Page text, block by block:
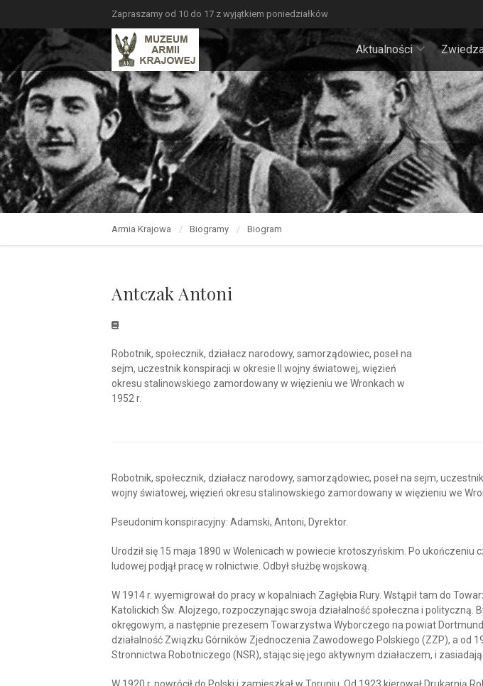
Zapraszamy od 10 do 17 z wyjątkiem poniedziałków
Aktualności
Armia Krajowa Biogramy Biogram
Antczak Antoni
Robotnik, społecznik, działacz narodowy, samorządowiec, poseł na
sejm, uczestnik konspiracji w okresie II wojny światowej, więzień
okresu stalinowskiego zamordowany w więzieniu we Wronkach w
1952 r.
Robotnik, społecznik, działacz narodowy, samorządowiec, poseł na sejm,
wojny światowej, więzień okresu stalinowskiego zamordowany w więzieniu we
Pseudonim konspiracyjny: Adamski, Antoni, Dyrektor.
Urodził się 15 maja 1890 w Wolenicach w powiecie krotoszyńskim. Po ukończeniu
ludowej podjął pracę w rolnictwie. Odbył służbę wojskową.
W 1914 r. wyemigrował do pracy w kopalniach Zagłębia Rury. Wstąpił tam do
Katolickich Św. Alojzego, rozpoczynając swoja działalność społeczna i polityczną.
okręgowym, a następnie prezesem Towarzystwa Wyborczego na powiat Dortmund
działalność Związku Górników Zjednoczenia Zawodowego Polskiego (ZZP), a od
Stronnictwa Robotniczego (NSR), stając się jego aktywnym działaczem, i